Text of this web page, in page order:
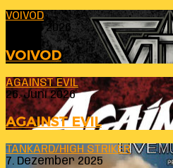
VOIVOD
23. Juli 2026
VOIVOD
AGAINST EVIL
26. Juni 2026
AGAINST EVIL
TANKARD/HIGH STRIKER
7. Dezember 2025